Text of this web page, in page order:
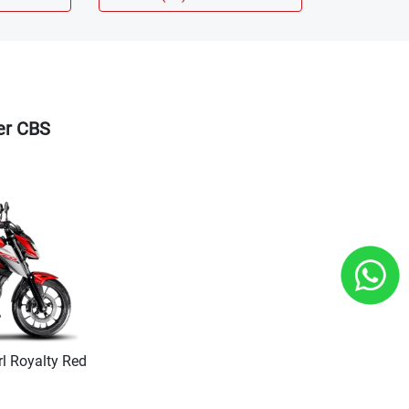
CBS
Royalty Red